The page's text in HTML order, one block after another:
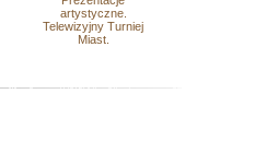
artystyczne.
Telewizyjny Turniej
Miast.